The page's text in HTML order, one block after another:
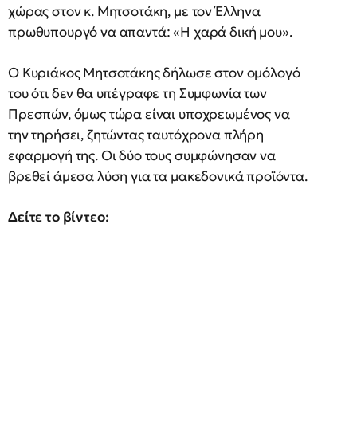
χώρας στον κ. Μητσοτάκη, με τον Έλληνα
πρωθυπουργό να απαντά: «Η χαρά δική μου».
Ο Κυριάκος Μητσοτάκης δήλωσε στον ομόλογό
του ότι δεν θα υπέγραφε τη Συμφωνία των
Πρεσπών, όμως τώρα είναι υποχρεωμένος να
την τηρήσει, ζητώντας ταυτόχρονα πλήρη
εφαρμογή της. Οι δύο τους συμφώνησαν να
βρεθεί άμεσα λύση για τα μακεδονικά προϊόντα.
Δείτε το βίντεο: